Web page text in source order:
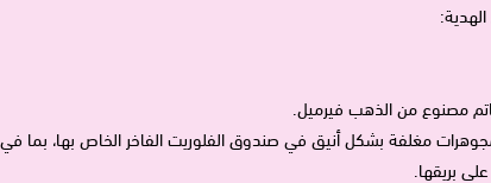
مصنوع من الذهب فيرميل.
مغلفة بشكل أنيق في صندوق الفلوريت الفاخر الخاص بها، بما
بريقها.